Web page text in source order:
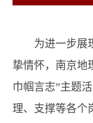
为进一步展
挚情怀，南京地
巾帼言志”主题
理、支撑等各个